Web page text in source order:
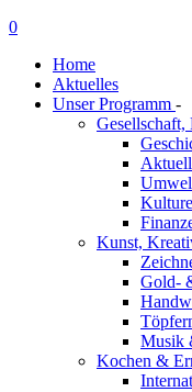
0
Home
Aktuelles
Unser Programm -
Kunst,
Gold-
Musik
Kochen &